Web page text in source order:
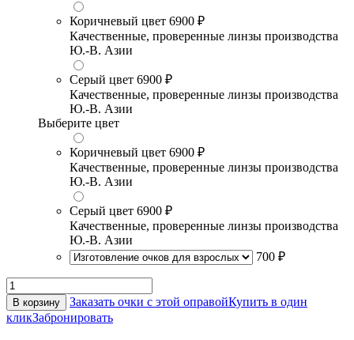
Коричневый цвет 6900 ₽
Качественные, проверенные линзы производства
Ю.-В. Азии
Серый цвет 6900 ₽
Качественные, проверенные линзы производства
Ю.-В. Азии
Выберите цвет
Коричневый цвет 6900 ₽
Качественные, проверенные линзы производства
Ю.-В. Азии
Серый цвет 6900 ₽
Качественные, проверенные линзы производства
Ю.-В. Азии
700 ₽
В корзину Заказать очки с этой оправойКупить в один
кликЗабронировать